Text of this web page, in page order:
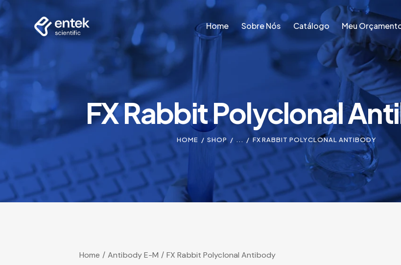
Home Sobre Nós Catálogo Meu
Sobre Nós Catálogo Meu
FX Rabbit Polyclonal
HOME SHOP ... FX RABBIT POLYCLONAL ANTIBODY
Home Antibody E-M FX Rabbit Polyclonal Antibody